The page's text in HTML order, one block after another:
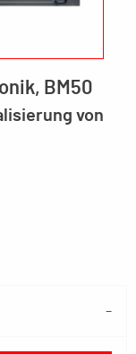
BM50
von